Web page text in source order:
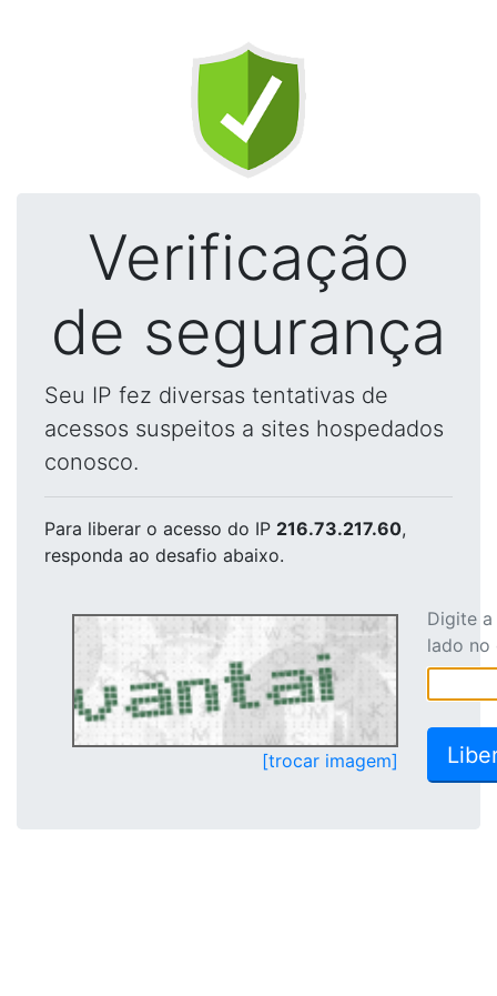
Verificação
de segurança
Seu IP fez diversas tentativas de
acessos suspeitos a sites hospedados
conosco.
Para liberar o acesso do IP 216.73.217.60,
responda ao desafio abaixo.
[trocar imagem]
Digite
lado no